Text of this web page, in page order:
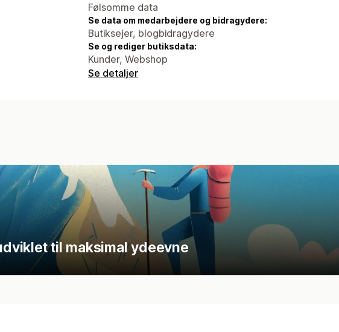
Følsomme data
Se data om medarbejdere og bidragydere:
Butiksejer, blogbidragydere
Se og rediger butiksdata:
Kunder, Webshop
Se detaljer
til maksimal ydeevne